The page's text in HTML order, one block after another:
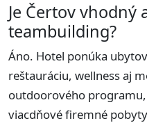
Je Čertov vhodný
teambuilding?
Áno. Hotel ponúka
reštauráciu, wellness aj
outdoorového
viacdňové firemné